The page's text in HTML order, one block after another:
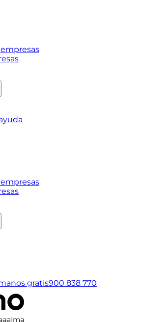
gratis900 838 770